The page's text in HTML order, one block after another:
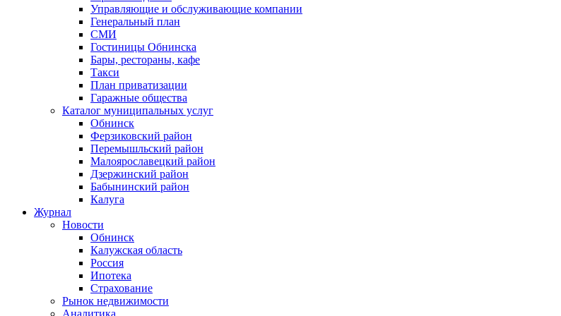
Управляющие и обслуживающие компании
Генеральный план
СМИ
Гостиницы Обнинска
Бары, рестораны, кафе
Такси
План приватизации
Гаражные общества
Каталог муниципальных услуг
Обнинск
Ферзиковский район
Перемышльский район
Малоярославецкий район
Дзержинский район
Бабынинский район
Калуга
Журнал
Новости
Обнинск
Калужская область
Россия
Ипотека
Страхование
Рынок недвижимости
Аналитика